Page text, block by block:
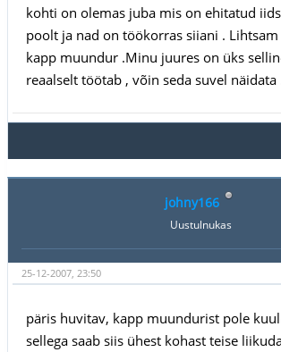
kohti on olemas juba mis on ehitatud
poolt ja nad on töökorras siiani .
kapp muundur .Minu juures on üks
reaalselt töötab , võin seda suvel näidata
johny166
Uustulnukas
25-12-2007, 23:50
päris huvitav, kapp muundurist pole
sellega saab siis ühest kohast teise